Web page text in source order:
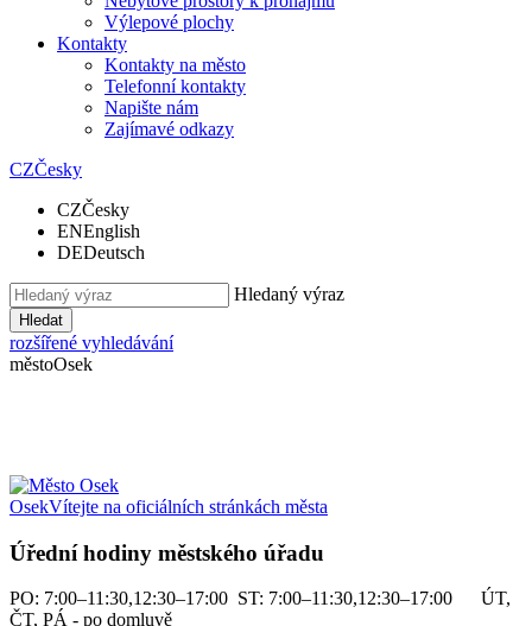
Výlepové plochy
Kontakty
Kontakty na město
Telefonní kontakty
Napište nám
Zajímavé odkazy
CZČesky
CZČesky
ENEnglish
DEDeutsch
Hledaný výraz
Hledat
rozšířené vyhledávání
městoOsek
OsekVítejte na oficiálních stránkách města
Úřední hodiny městského úřadu
PO: 7:00–11:30,12:30–17:00 ST: 7:00–11:30,12:30–17:00 ÚT,
ČT, PÁ - po domluvě